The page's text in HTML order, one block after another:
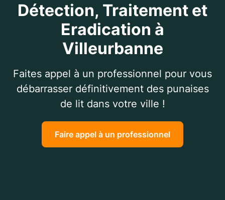
Détection, Traitement et
Eradication à
Villeurbanne
Faites appel à un professionnel pour vous
débarrasser définitivement des punaises
de lit dans votre ville !
Faire appel à un professionnel